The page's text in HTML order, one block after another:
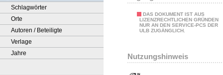
Schlagwörter
Orte
Autoren / Beteiligte
Verlage
Jahre
DAS DOKUMENT IST AUS
LIZENZRECHTLICHEN GRÜNDEN
NUR AN DEN SERVICE-PCS DER
ULB ZUGÄNGLICH.
Nutzungshinweis